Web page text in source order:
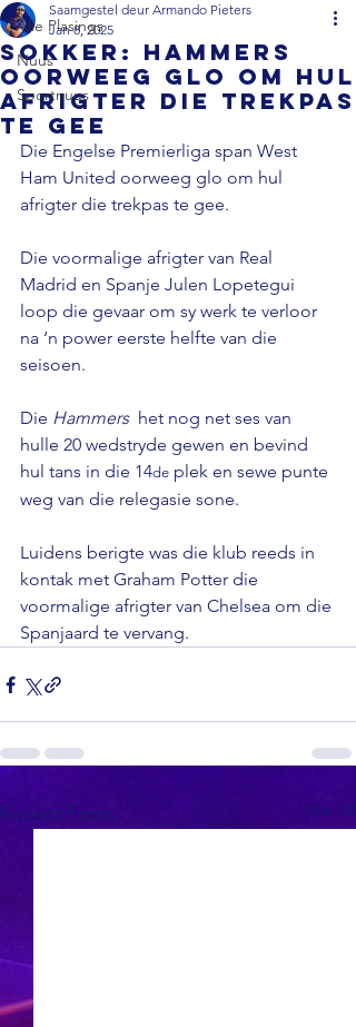
Alle Plasings
Nuus
Sportnuus
SOKKER: Hammers
oorweeg glo om hul
afrigter die trekpas
te gee
Saamgestel deur Armando Pieters
Jan 8, 2025
Die Engelse Premierliga span West
Ham United oorweeg glo om hul
afrigter die trekpas te gee.
Die voormalige afrigter van Real
Madrid en Spanje Julen Lopetegui
loop die gevaar om sy werk te verloor
na ‘n power eerste helfte van die
seisoen.
Die Hammers het nog net ses van
hulle 20 wedstryde gewen en bevind
hul tans in die 14de plek en sewe punte
weg van die relegasie sone.
Luidens berigte was die klub reeds in
kontak met Graham Potter die
voormalige afrigter van Chelsea om die
Spanjaard te vervang.
Recent Posts See All